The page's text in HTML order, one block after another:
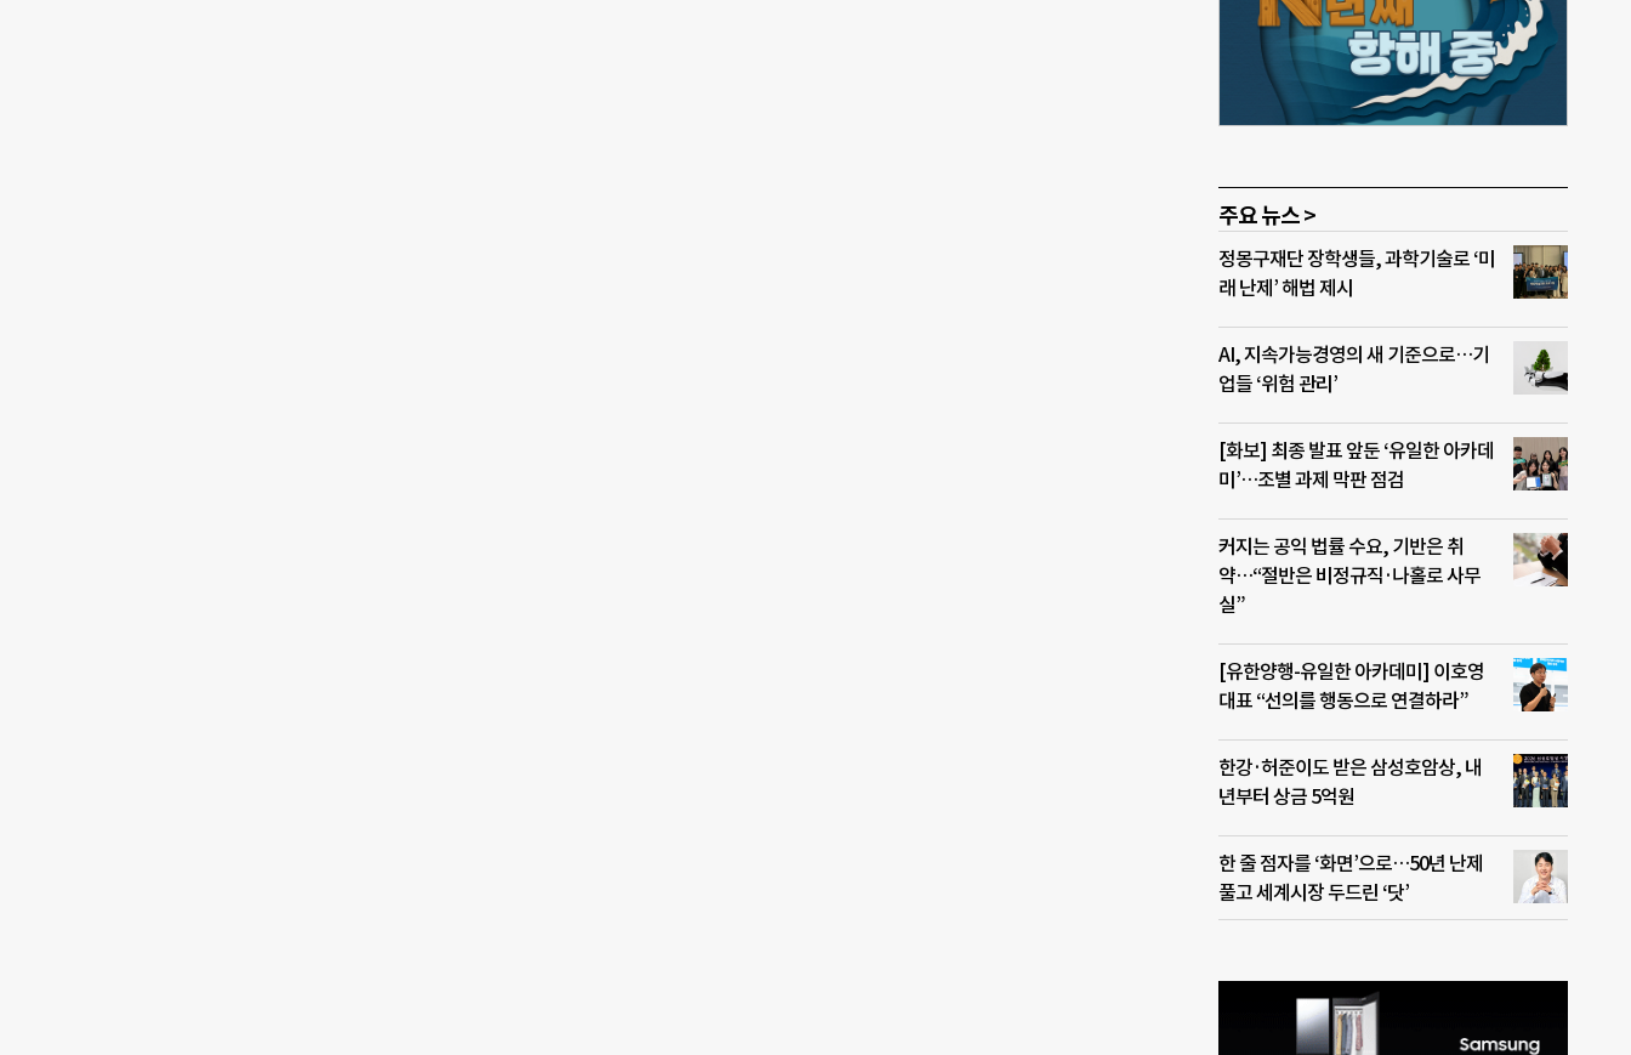
주요 뉴스 >
정몽구재단 장학생들, 과학기술로 ‘미
래 난제’ 해법 제시
AI, 지속가능경영의 새 기준으로…기
업들 ‘위험 관리’
[화보] 최종 발표 앞둔 ‘유일한 아카데
미’…조별 과제 막판 점검
커지는 공익 법률 수요, 기반은 취
약…“절반은 비정규직·나홀로 사무
실”
[유한양행-유일한 아카데미] 이호영
대표 “선의를 행동으로 연결하라”
한강·허준이도 받은 삼성호암상, 내
년부터 상금 5억원
한 줄 점자를 ‘화면’으로…50년 난제
풀고 세계시장 두드린 ‘닷’